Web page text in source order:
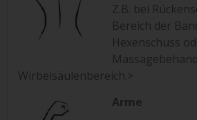
Z.B. bei
Bereich der
Hexenschuss
Wirbelsäulenbereich.>
Arme